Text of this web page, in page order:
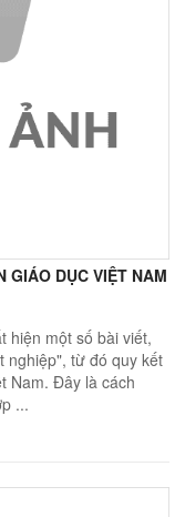
GIÁO DỤC VIỆT NAM
hiện một số bài viết,
nghiệp", từ đó quy kết
Nam. Đây là cách
...